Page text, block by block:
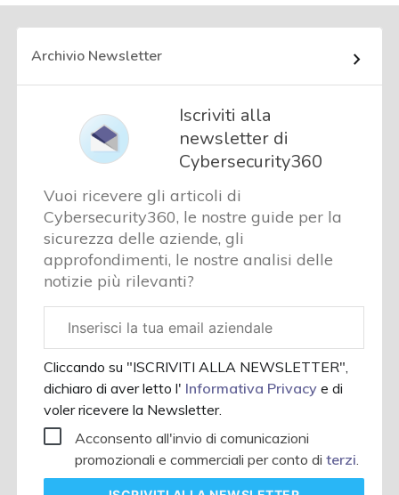
Archivio Newsletter
Iscriviti alla
newsletter di
Cybersecurity360
Vuoi ricevere gli articoli di
Cybersecurity360, le nostre guide per la
sicurezza delle aziende, gli
approfondimenti, le nostre analisi delle
notizie più rilevanti?
aziendale
Cliccando su "ISCRIVITI ALLA NEWSLETTER",
dichiaro di aver letto l' Informativa Privacye di
voler ricevere la Newsletter.
Acconsento all'invio di comunicazioni
promozionali e commerciali per conto diterzi